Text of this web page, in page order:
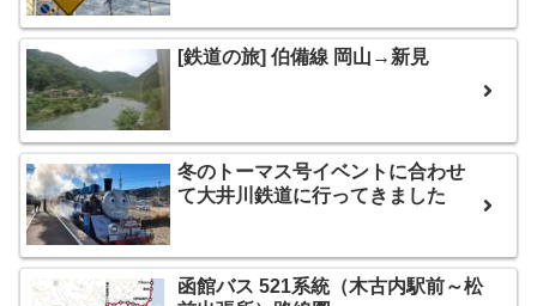
[鉄道の旅] 伯備線 岡山→新見
冬のトーマス号イベントに合わせ
て大井川鉄道に行ってきました
函館バス 521系統（木古内駅前～松